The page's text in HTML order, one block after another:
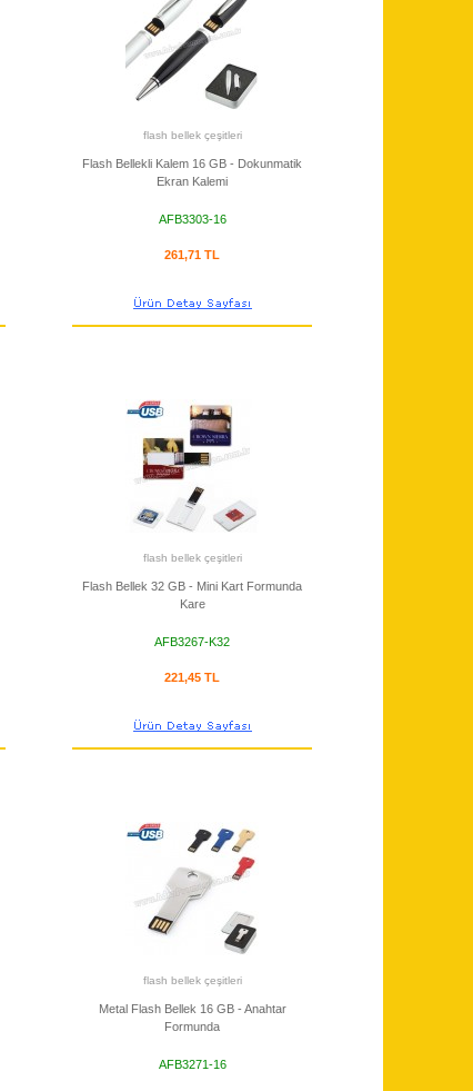
flash bellek çeşitleri
Flash Bellekli Kalem 16 GB - Dokunmatik
Ekran Kalemi
AFB3303-16
261,71 TL
flash bellek çeşitleri
Flash Bellek 32 GB - Mini Kart Formunda
Kare
AFB3267-K32
221,45 TL
flash bellek çeşitleri
Metal Flash Bellek 16 GB - Anahtar
Formunda
AFB3271-16